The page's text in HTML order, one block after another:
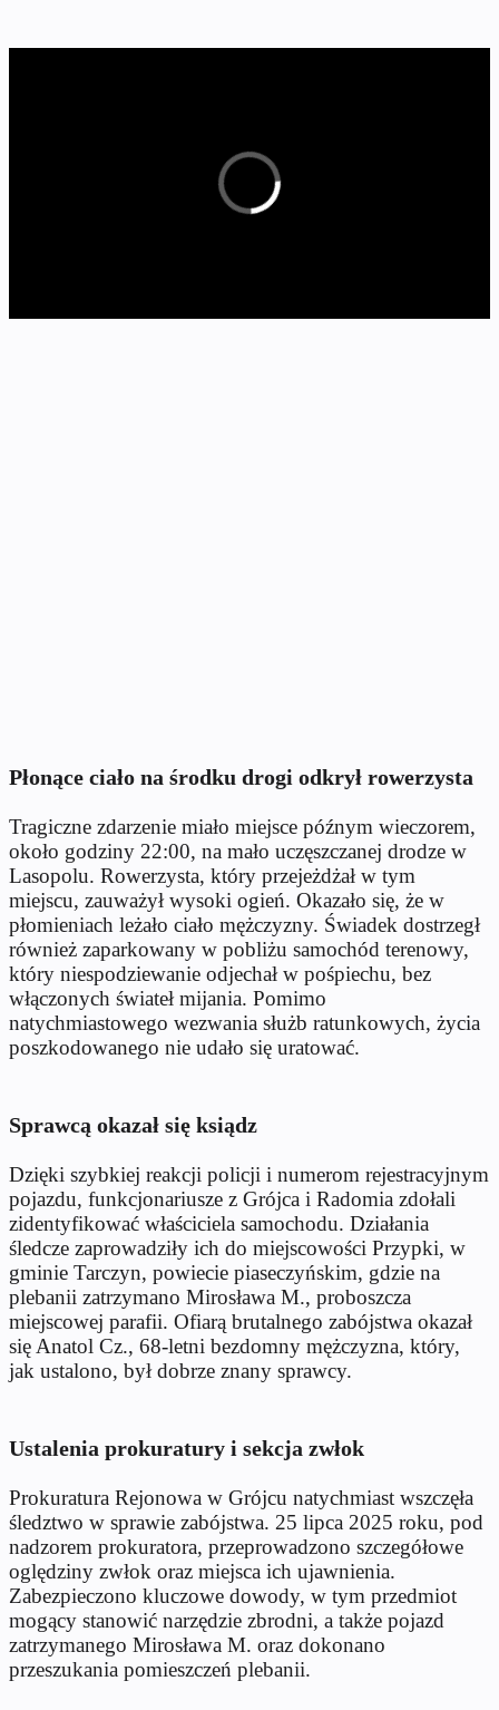
Płonące ciało na środku drogi odkrył rowerzysta
Tragiczne zdarzenie miało miejsce późnym wieczorem,
około godziny 22:00, na mało uczęszczanej drodze w
Lasopolu. Rowerzysta, który przejeżdżał w tym
miejscu, zauważył wysoki ogień. Okazało się, że w
płomieniach leżało ciało mężczyzny. Świadek dostrzegł
również zaparkowany w pobliżu samochód terenowy,
który niespodziewanie odjechał w pośpiechu, bez
włączonych świateł mijania. Pomimo
natychmiastowego wezwania służb ratunkowych, życia
poszkodowanego nie udało się uratować.
Sprawcą okazał się ksiądz
Dzięki szybkiej reakcji policji i numerom rejestracyjnym
pojazdu, funkcjonariusze z Grójca i Radomia zdołali
zidentyfikować właściciela samochodu. Działania
śledcze zaprowadziły ich do miejscowości Przypki, w
gminie Tarczyn, powiecie piaseczyńskim, gdzie na
plebanii zatrzymano Mirosława M., proboszcza
miejscowej parafii. Ofiarą brutalnego zabójstwa okazał
się Anatol Cz., 68-letni bezdomny mężczyzna, który,
jak ustalono, był dobrze znany sprawcy.
Ustalenia prokuratury i sekcja zwłok
Prokuratura Rejonowa w Grójcu natychmiast wszczęła
śledztwo w sprawie zabójstwa. 25 lipca 2025 roku, pod
nadzorem prokuratora, przeprowadzono szczegółowe
oględziny zwłok oraz miejsca ich ujawnienia.
Zabezpieczono kluczowe dowody, w tym przedmiot
mogący stanowić narzędzie zbrodni, a także pojazd
zatrzymanego Mirosława M. oraz dokonano
przeszukania pomieszczeń plebanii.